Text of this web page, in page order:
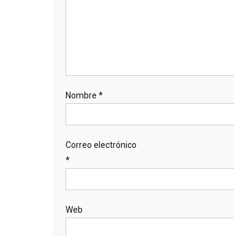
Nombre *
Correo electrónico
*
Web